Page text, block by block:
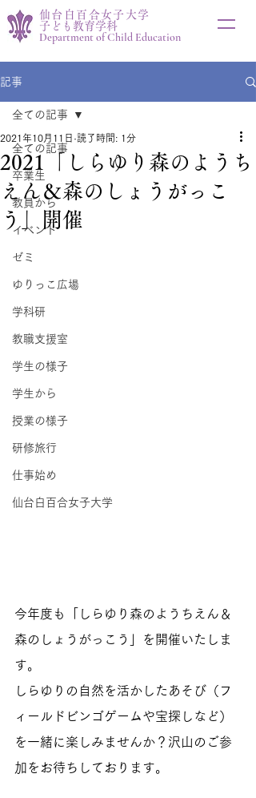
仙台白百合女子大学
子ども教育学科
Department of Child Education
記事
全ての記事
卒業生
教員から
イベント
ゼミ
ゆりっこ広場
学科研
教職支援室
学生の様子
学生から
授業の様子
研修旅行
仕事始め
仙台白百合女子大学
全ての記事
2021「しらゆり森のようち
えん＆森のしょうがっこ
う」開催
2021年10月11日 読了時間: 1分
今年度も「しらゆり森のようちえん＆
森のしょうがっこう」を開催いたしま
す。
しらゆりの自然を活かしたあそび（フ
ィールドビンゴゲームや宝探しなど）
を一緒に楽しみませんか？沢山のご参
加をお待ちしております。